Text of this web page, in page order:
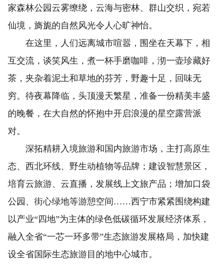
家森林公园云雾缭绕，云海与密林、群山交织，宛若
仙境，旖旎的自然风光令人心旷神怡。
在这里，人们远离城市喧嚣，围坐在天幕下，相
互交流，谈笑风生，煮一杯手磨咖啡，沏一壶珍藏好
茶，夹杂着泥土和草地的芬芳，野趣十足，回味无
穷。待夜幕降临，头顶漫天繁星，准备一份精美丰盛
的晚餐，在大自然的怀抱中开启浪漫的星空露营派
对。
深拓精耕入境旅游和国内旅游市场，主打高原生
态、西北环线、野生动植物等品牌；建设智慧景区，
培育云旅游、云直播，发展线上文旅产品；增加口袋
公园、街心绿地等游憩空间……西宁市紧紧围绕构建
以产业“四地”为主体的绿色低碳循环发展经济体系，
融入全省“一芯一环多带”生态旅游发展格局，加快建
设全省国际生态旅游目的地中心城市。